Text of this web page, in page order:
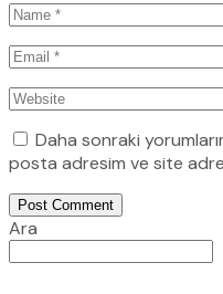
Daha sonraki
posta adresim ve site
Post Comment
Ara